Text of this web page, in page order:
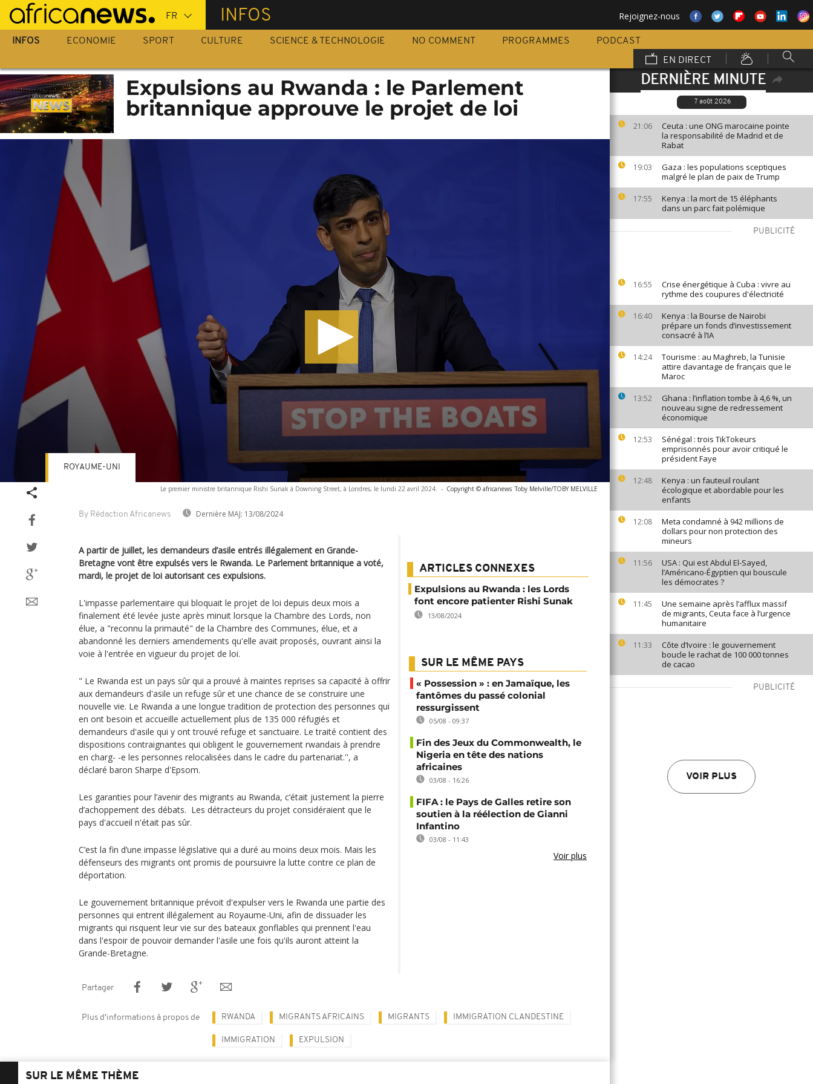
Passer
au
contenu
INFOS Rejoignez-nous
INFOS ECONOMIE SPORT CULTURE SCIENCE & TECHNOLOGIE NO COMMENT PROGRAMMES
PODCAST
EN DIRECT
DERNIÈRE MINUTE
7 août 2026
21:06
Ceuta : une ONG marocaine pointe
la responsabilité de Madrid et de
Rabat
19:03
Gaza : les populations sceptiques
malgré le plan de paix de Trump
17:55
Kenya : la mort de 15 éléphants
dans un parc fait polémique
PUBLICITÉ
16:55
Crise énergétique à Cuba : vivre au
rythme des coupures d'électricité
16:40
Kenya : la Bourse de Nairobi
prépare un fonds d’investissement
consacré à l’IA
14:24
Tourisme : au Maghreb, la Tunisie
attire davantage de français que le
Maroc
13:52
Ghana : l’inflation tombe à 4,6 %, un
nouveau signe de redressement
économique
12:53
Sénégal : trois TikTokeurs
emprisonnés pour avoir critiqué le
président Faye
12:48
Kenya : un fauteuil roulant
écologique et abordable pour les
enfants
12:08
Meta condamné à 942 millions de
dollars pour non protection des
mineurs
11:56
USA : Qui est Abdul El-Sayed,
l’Américano-Égyptien qui bouscule
les démocrates ?
11:45
Une semaine après l’afflux massif
de migrants, Ceuta face à l’urgence
humanitaire
11:33
Côte d’Ivoire : le gouvernement
boucle le rachat de 100 000 tonnes
de cacao
PUBLICITÉ
VOIR PLUS
Expulsions au Rwanda : le Parlement
britannique approuve le projet de loi
Le premier ministre britannique Rishi Sunak à Downing Street, à Londres, le lundi 22 avril 2024. - Copyright © africanews Toby Melville/TOBY MELVILLE
By Rédaction Africanews Dernière MAJ: 13/08/2024
ROYAUME-UNI
A partir de juillet, les demandeurs d’asile entrés illégalement en Grande-
Bretagne vont être expulsés vers le Rwanda. Le Parlement britannique a voté,
mardi, le projet de loi autorisant ces expulsions.
L'impasse parlementaire qui bloquait le projet de loi depuis deux mois a
finalement été levée juste après minuit lorsque la Chambre des Lords, non
élue, a "reconnu la primauté" de la Chambre des Communes, élue, et a
abandonné les derniers amendements qu'elle avait proposés, ouvrant ainsi la
voie à l'entrée en vigueur du projet de loi.
" Le Rwanda est un pays sûr qui a prouvé à maintes reprises sa capacité à offrir
aux demandeurs d'asile un refuge sûr et une chance de se construire une
nouvelle vie. Le Rwanda a une longue tradition de protection des personnes qui
en ont besoin et accueille actuellement plus de 135 000 réfugiés et
demandeurs d'asile qui y ont trouvé refuge et sanctuaire. Le traité contient des
dispositions contraignantes qui obligent le gouvernement rwandais à prendre
en charg- -e les personnes relocalisées dans le cadre du partenariat.'', a
déclaré baron Sharpe d'Epsom.
Les garanties pour l’avenir des migrants au Rwanda, c’était justement la pierre
d’achoppement des débats. Les détracteurs du projet considéraient que le
pays d'accueil n'était pas sûr.
C’est la fin d’une impasse législative qui a duré au moins deux mois. Mais les
défenseurs des migrants ont promis de poursuivre la lutte contre ce plan de
déportation.
Le gouvernement britannique prévoit d'expulser vers le Rwanda une partie des
personnes qui entrent illégalement au Royaume-Uni, afin de dissuader les
migrants qui risquent leur vie sur des bateaux gonflables qui prennent l'eau
dans l'espoir de pouvoir demander l'asile une fois qu'ils auront atteint la
Grande-Bretagne.
ARTICLES CONNEXES
Expulsions au Rwanda : les Lords
font encore patienter Rishi Sunak
13/08/2024
SUR LE MÊME PAYS
« Possession » : en Jamaïque, les
fantômes du passé colonial
ressurgissent
05/08 - 09:37
Fin des Jeux du Commonwealth, le
Nigeria en tête des nations
africaines
03/08 - 16:26
FIFA : le Pays de Galles retire son
soutien à la réélection de Gianni
Infantino
03/08 - 11:43
Voir plus
Partager
Plus d'informations à propos de RWANDA MIGRANTS AFRICAINS MIGRANTS IMMIGRATION CLANDESTINE
IMMIGRATION EXPULSION
SUR LE MÊME THÈME